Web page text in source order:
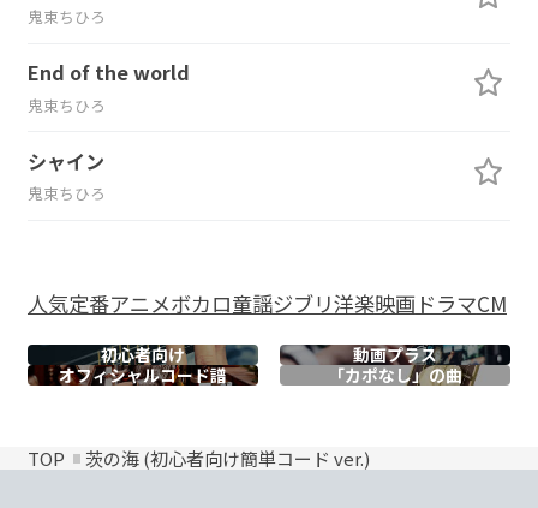
鬼束ちひろ
End of the world
鬼束ちひろ
シャイン
鬼束ちひろ
人気定番アニメボカロ童謡ジブリ洋楽映画ドラマCM
初心者向け
動画プラス
オフィシャルコード譜 「カポなし」の曲
TOP 茨の海 (初心者向け簡単コード ver.)